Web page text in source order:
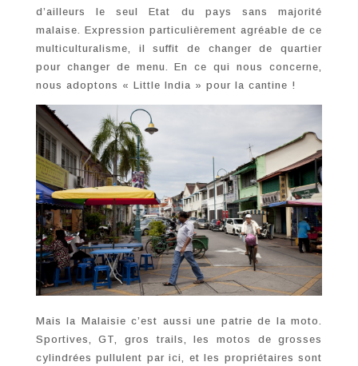
d’ailleurs le seul Etat du pays sans majorité
malaise. Expression particulièrement agréable de ce
multiculturalisme, il suffit de changer de quartier
pour changer de menu. En ce qui nous concerne,
nous adoptons « Little India » pour la cantine !
Mais la Malaisie c’est aussi une patrie de la moto.
Sportives, GT, gros trails, les motos de grosses
cylindrées pullulent par ici, et les propriétaires sont